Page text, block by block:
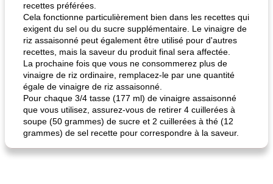
quinoa petit déjeuner méditerranéen
recettes préférées.
Cela fonctionne particulièrement bien dans les recettes qui
exigent du sel ou du sucre supplémentaire. Le vinaigre de
riz assaisonné peut également être utilisé pour d'autres
recettes, mais la saveur du produit final sera affectée.
La prochaine fois que vous ne consommerez plus de
vinaigre de riz ordinaire, remplacez-le par une quantité
égale de vinaigre de riz assaisonné.
Pour chaque 3/4 tasse (177 ml) de vinaigre assaisonné
que vous utilisez, assurez-vous de retirer 4 cuillerées à
soupe (50 grammes) de sucre et 2 cuillerées à thé (12
grammes) de sel recette pour correspondre à la saveur.